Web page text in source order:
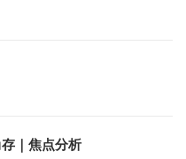
｜焦点分析